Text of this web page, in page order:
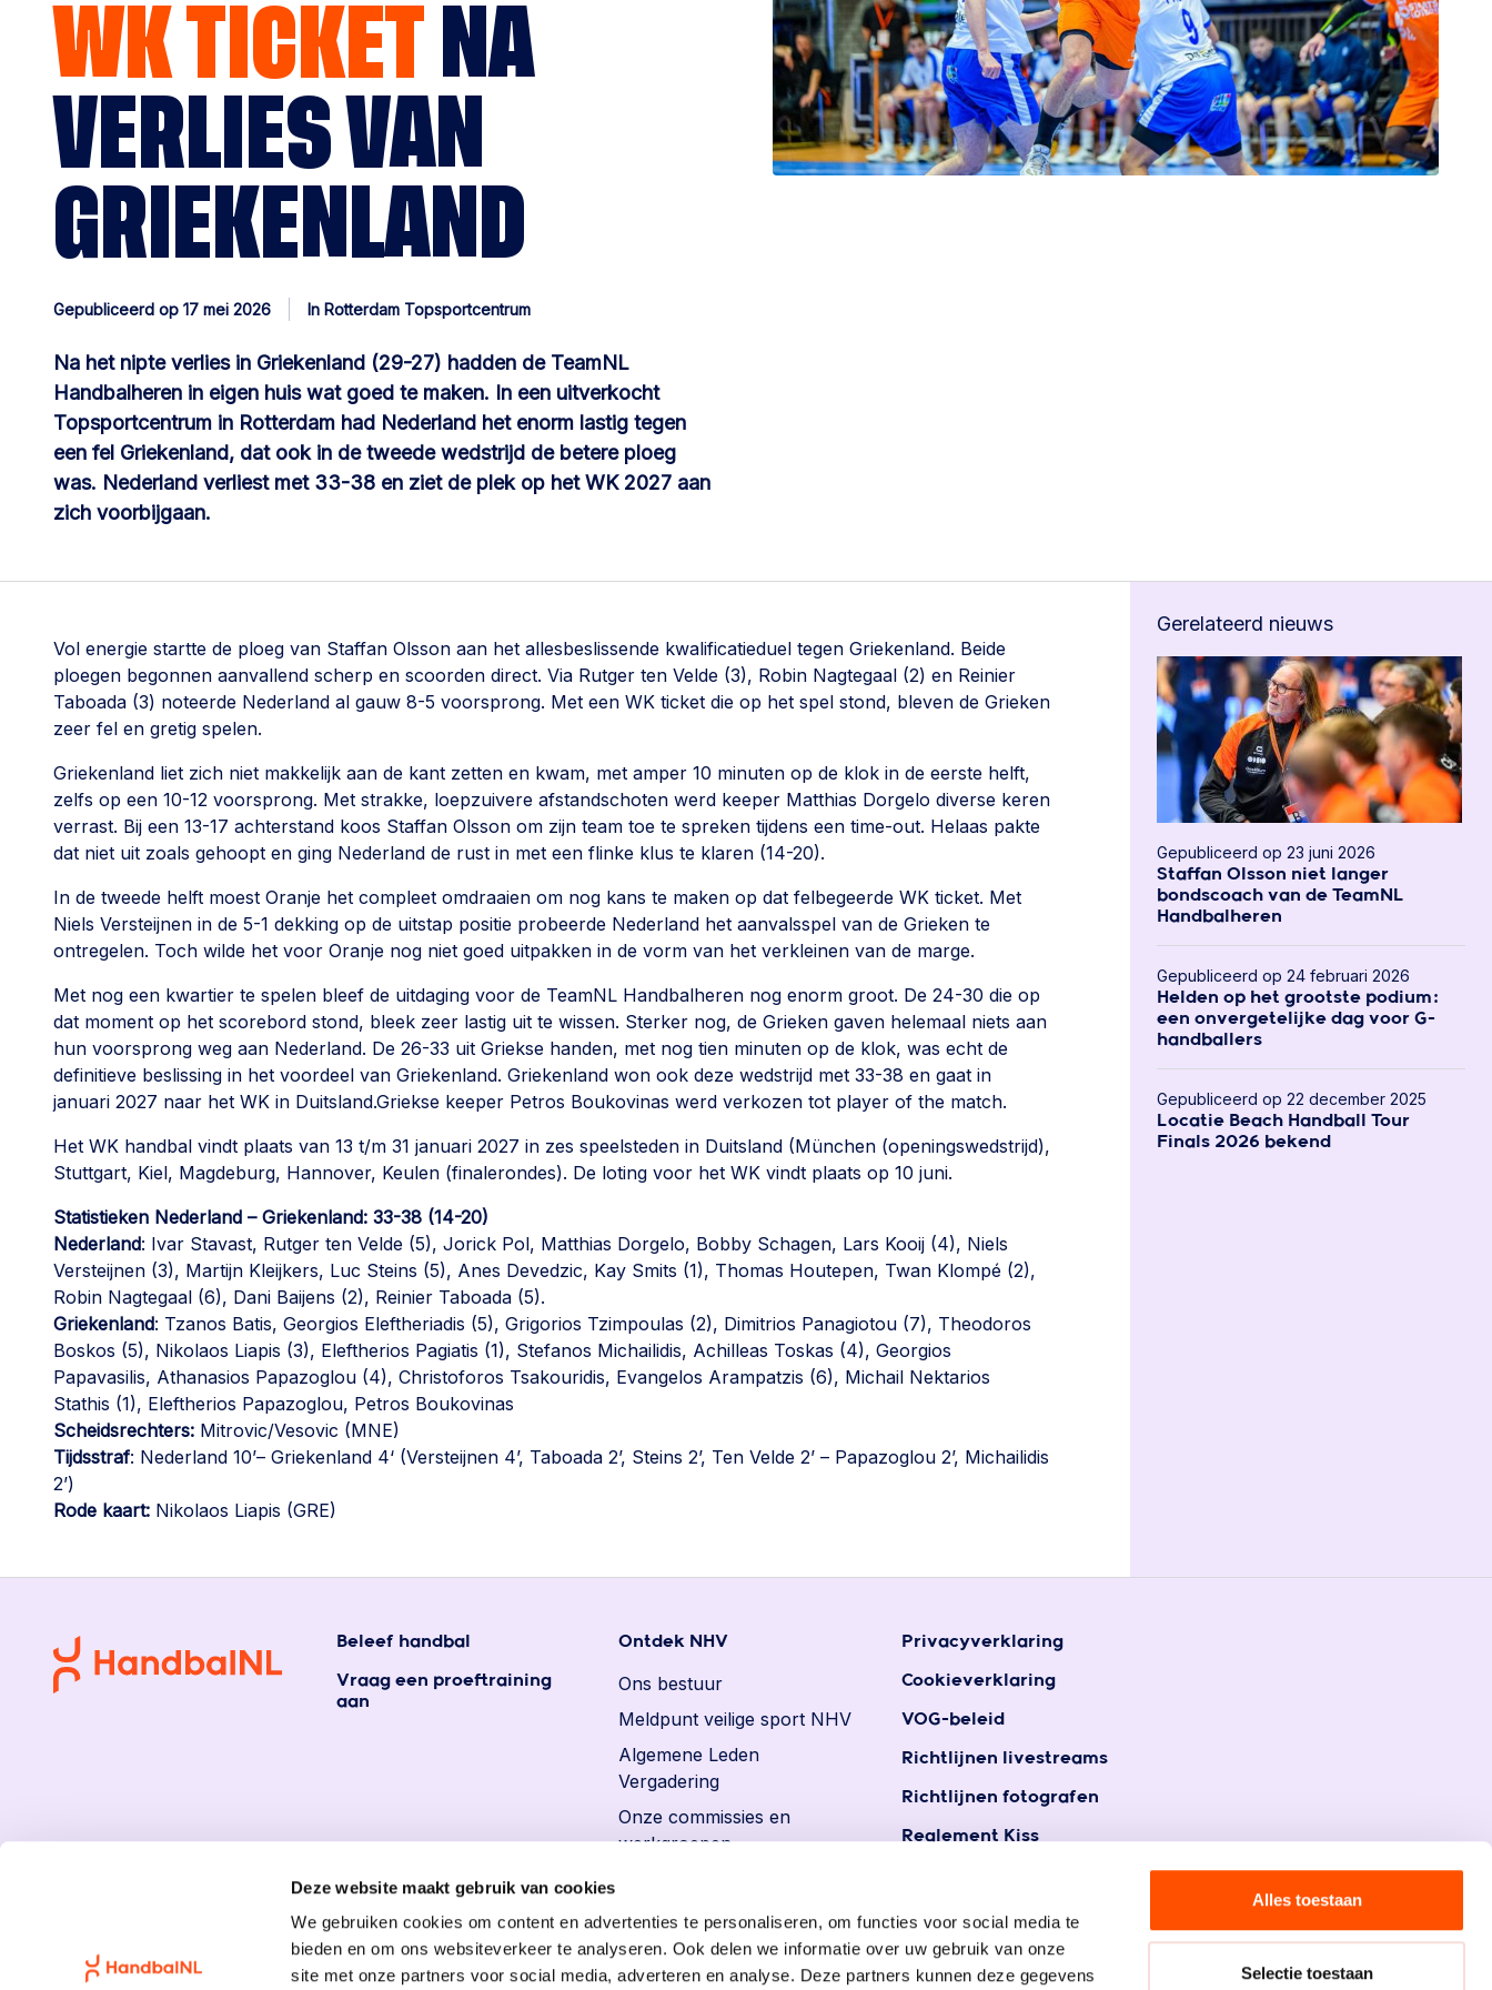
Deze website maakt gebruik van cookies
We gebruiken cookies om content en advertenties te personaliseren, om functies voor social media te
bieden en om ons websiteverkeer te analyseren. Ook delen we informatie over uw gebruik van onze
site met onze partners voor social media, adverteren en analyse. Deze partners kunnen deze gegevens
Alles toestaan
Selectie toestaan
WK TICKET NA
VERLIES VAN
GRIEKENLAND
Gepubliceerd op 17 mei 2026 In Rotterdam Topsportcentrum
Na het nipte verlies in Griekenland (29-27) hadden de TeamNL
Handbalheren in eigen huis wat goed te maken. In een uitverkocht
Topsportcentrum in Rotterdam had Nederland het enorm lastig tegen
een fel Griekenland, dat ook in de tweede wedstrijd de betere ploeg
was. Nederland verliest met 33-38 en ziet de plek op het WK 2027 aan
zich voorbijgaan.
Vol energie startte de ploeg van Staffan Olsson aan het allesbeslissende kwalificatieduel tegen Griekenland. Beide
ploegen begonnen aanvallend scherp en scoorden direct. Via Rutger ten Velde (3), Robin Nagtegaal (2) en Reinier
Taboada (3) noteerde Nederland al gauw 8-5 voorsprong. Met een WK ticket die op het spel stond, bleven de Grieken
zeer fel en gretig spelen.
Griekenland liet zich niet makkelijk aan de kant zetten en kwam, met amper 10 minuten op de klok in de eerste helft,
zelfs op een 10-12 voorsprong. Met strakke, loepzuivere afstandschoten werd keeper Matthias Dorgelo diverse keren
verrast. Bij een 13-17 achterstand koos Staffan Olsson om zijn team toe te spreken tijdens een time-out. Helaas pakte
dat niet uit zoals gehoopt en ging Nederland de rust in met een flinke klus te klaren (14-20).
In de tweede helft moest Oranje het compleet omdraaien om nog kans te maken op dat felbegeerde WK ticket. Met
Niels Versteijnen in de 5-1 dekking op de uitstap positie probeerde Nederland het aanvalsspel van de Grieken te
ontregelen. Toch wilde het voor Oranje nog niet goed uitpakken in de vorm van het verkleinen van de marge.
Met nog een kwartier te spelen bleef de uitdaging voor de TeamNL Handbalheren nog enorm groot. De 24-30 die op
dat moment op het scorebord stond, bleek zeer lastig uit te wissen. Sterker nog, de Grieken gaven helemaal niets aan
hun voorsprong weg aan Nederland. De 26-33 uit Griekse handen, met nog tien minuten op de klok, was echt de
definitieve beslissing in het voordeel van Griekenland. Griekenland won ook deze wedstrijd met 33-38 en gaat in
januari 2027 naar het WK in Duitsland.Griekse keeper Petros Boukovinas werd verkozen tot player of the match.
Het WK handbal vindt plaats van 13 t/m 31 januari 2027 in zes speelsteden in Duitsland (München (openingswedstrijd),
Stuttgart, Kiel, Magdeburg, Hannover, Keulen (finalerondes). De loting voor het WK vindt plaats op 10 juni.
Statistieken Nederland – Griekenland: 33-38 (14-20)
Nederland: Ivar Stavast, Rutger ten Velde (5), Jorick Pol, Matthias Dorgelo, Bobby Schagen, Lars Kooij (4), Niels
Versteijnen (3), Martijn Kleijkers, Luc Steins (5), Anes Devedzic, Kay Smits (1), Thomas Houtepen, Twan Klompé (2),
Robin Nagtegaal (6), Dani Baijens (2), Reinier Taboada (5).
Griekenland: Tzanos Batis, Georgios Eleftheriadis (5), Grigorios Tzimpoulas (2), Dimitrios Panagiotou (7), Theodoros
Boskos (5), Nikolaos Liapis (3), Eleftherios Pagiatis (1), Stefanos Michailidis, Achilleas Toskas (4), Georgios
Papavasilis, Athanasios Papazoglou (4), Christoforos Tsakouridis, Evangelos Arampatzis (6), Michail Nektarios
Stathis (1), Eleftherios Papazoglou, Petros Boukovinas
Scheidsrechters: Mitrovic/Vesovic (MNE)
Tijdsstraf: Nederland 10’– Griekenland 4‘ (Versteijnen 4’, Taboada 2’, Steins 2’, Ten Velde 2’ – Papazoglou 2’, Michailidis
2’)
Rode kaart: Nikolaos Liapis (GRE)
Gerelateerd nieuws
Gepubliceerd op 23 juni 2026
Staffan Olsson niet langer
bondscoach van de TeamNL
Handbalheren
Gepubliceerd op 24 februari 2026
Helden op het grootste podium:
een onvergetelijke dag voor G-
handballers
Gepubliceerd op 22 december 2025
Locatie Beach Handball Tour
Finals 2026 bekend
Beleef handbal
Vraag een proeftraining
aan
Ontdek NHV
Ons bestuur
Meldpunt veilige sport NHV
Algemene Leden
Vergadering
Onze commissies en
werkgroepen
Vacatures
Privacyverklaring
Cookieverklaring
VOG-beleid
Richtlijnen livestreams
Richtlijnen fotografen
Reglement Kiss